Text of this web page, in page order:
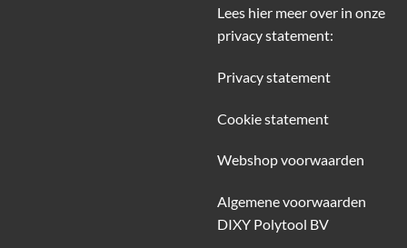
Lees hier meer over in onze
privacy statement:
Privacy statement
Cookie statement
Webshop voorwaarden
Algemene voorwaarden
DIXY Polytool BV